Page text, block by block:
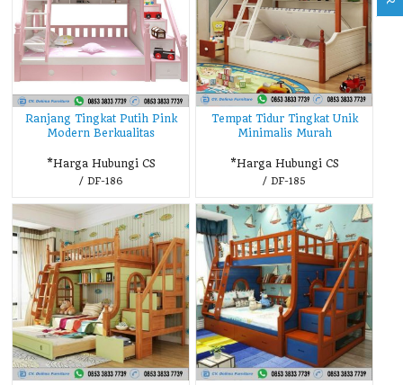
Ranjang Tingkat Putih Pink
Modern Berkualitas
*Harga Hubungi CS
/ DF-186
Tempat Tidur Tingkat Unik
Minimalis Murah
*Harga Hubungi CS
/ DF-185